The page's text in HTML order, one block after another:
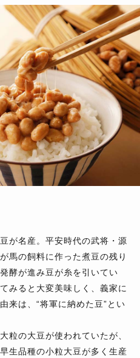
が名産。平安時代の武将・源
馬の飼料に作った煮豆の残り
酵が進み豆が糸を引いてい
みると大変美味しく、義家に
来は、“将軍に納めた豆”とい
粒の大豆が使われていたが、
生品種の小粒大豆が多く生産